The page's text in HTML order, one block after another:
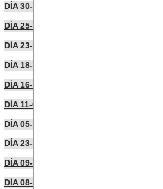
DÍA 30-06-2025
DÍA 25-06-2025
DÍA 23-06-2025
DÍA 18-06-2025
DÍA 16-06-2025
DÍA 11-06-2025
DÍA 05-05-2025
DÍA 23-04-2025
DÍA 09-04-2025
DÍA 08-04-2025